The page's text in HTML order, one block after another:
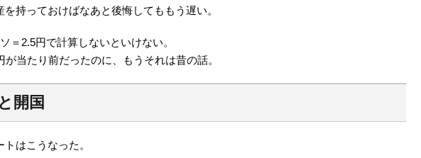
を持っておけばなあと後悔してももう遅い。
＝2.5円で計算しないといけない。
が当たり前だったのに、もうそれは昔の話。
開国
はこうなった。